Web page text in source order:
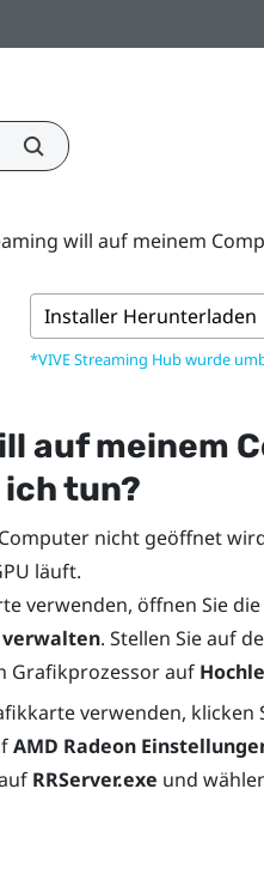
will auf meinem
Installer Herunterladen
*VIVE Streaming Hub wurde
auf meinem
ich tun?
nicht geöffnet
läuft.
verwenden, öffnen Sie
verwalten. Stellen Sie auf
Grafikprozessor auf
verwenden,
AMD Radeon
RRServer.exe und